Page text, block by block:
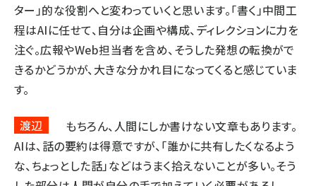
ター」的な役割へと変わっていくと思います。「書く」中間工
程はAIに任せて、自分は企画や構成、ディレクションに力を
注ぐ。広報やWeb担当者を含め、そうした発想の転換がで
きるかどうかが、大きな分かれ目になってくると感じていま
す。
渡辺
もちろん、人間にしか書けない文章もあります。
AIは、話の要約は得意ですが、「誰かに共有したくなるよう
な、ちょっとした話」などはうまく拾えないことが多い。そう